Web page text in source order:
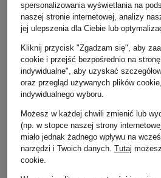
spersonalizowania wyświetlania na
naszej stronie internetowej, analizy
jej ulepszenia dla Ciebie lub
Kliknij przycisk "Zgadzam się", aby
cookie i przejść bezpośrednio na
indywidualne", aby uzyskać
oraz przegląd używanych plików
indywidualnego wyboru.
Możesz w każdej chwili zmienić lub
(np. w stopce naszej strony
miało jednak żadnego wpływu na
narzędzi i Twoich danych. Tutaj
cookie.